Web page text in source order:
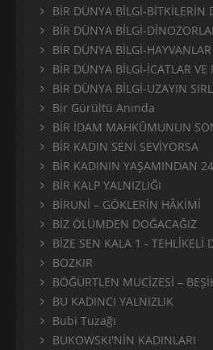
BİR DÜNYA BİLGİ-BİTKİLERİN
BİR DÜNYA BİLGİ-
BİR DÜNYA BİLGİ-
BİR DÜNYA BİLGİ-İCATLAR VE
BİR DÜNYA BİLGİ-UZAYIN
Bir Gürültü Anında
BİR İDAM MAHKÛMUNUN
BİR KADIN SENİ SEVİYORSA
BİR KADININ YAŞAMINDAN
BİR KALP YALNIZLIĞI
BİRUNİ – GÖKLERİN HÂKİMİ
BİZ ÖLÜMDEN DOĞACAĞIZ
BİZE SEN KALA 1 - TEHLİKELİ
BOZKIR
BÖĞÜRTLEN MUCİZESİ –
BU KADINCI YALNIZLIK
Bubi Tuzağı
BUKOWSKI'NİN KADINLARI